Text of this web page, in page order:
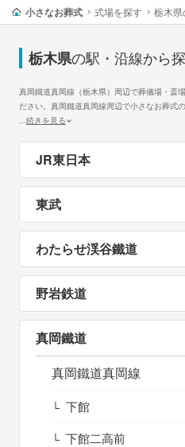
小さなお葬式 式場を探す 栃木
栃木県の駅・沿線から
真岡鐵道真岡線（栃木県）周辺で葬儀場・斎
ださい。真岡鐵道真岡線周辺で小さなお葬式
...続きを見る
JR東日本
東武
わたらせ渓谷鐵道
野岩鉄道
真岡鐵道
真岡鐵道真岡線
下館
下館二高前